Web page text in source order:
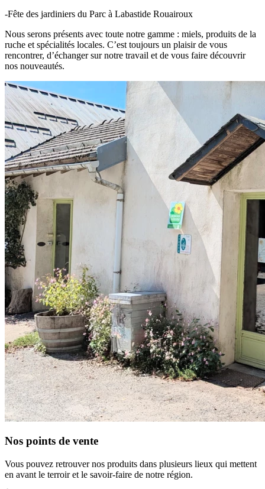
-Fête des jardiniers du Parc à Labastide Rouairoux
Nous serons présents avec toute notre gamme : miels, produits de la
ruche et spécialités locales. C’est toujours un plaisir de vous
rencontrer, d’échanger sur notre travail et de vous faire découvrir
nos nouveautés.
Nos points de vente
Vous pouvez retrouver nos produits dans plusieurs lieux qui mettent
en avant le terroir et le savoir-faire de notre région.